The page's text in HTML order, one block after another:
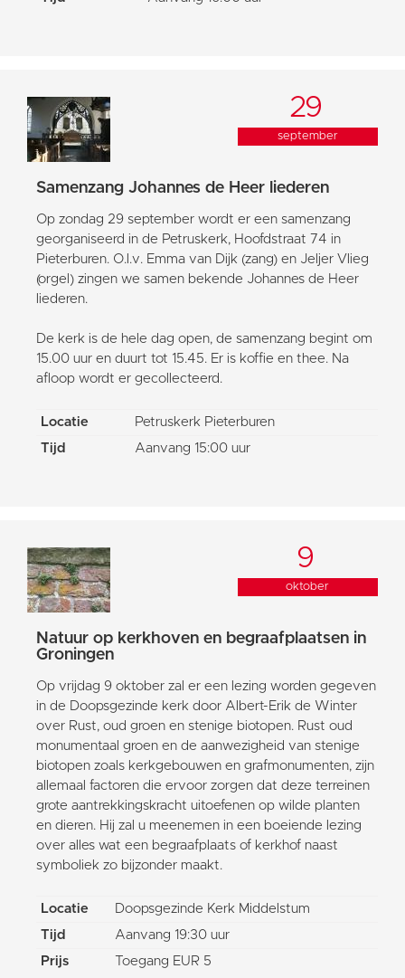
29
september
Samenzang Johannes de Heer liederen
Op zondag 29 september wordt er een samenzang
georganiseerd in de Petruskerk, Hoofdstraat 74 in
Pieterburen. O.l.v. Emma van Dijk (zang) en Jeljer Vlieg
(orgel) zingen we samen bekende Johannes de Heer
liederen.
De kerk is de hele dag open, de samenzang begint om
15.00 uur en duurt tot 15.45. Er is koffie en thee. Na
afloop wordt er gecollecteerd.
Locatie
Petruskerk Pieterburen
Tijd
Aanvang 15:00 uur
9
oktober
Natuur op kerkhoven en begraafplaatsen in
Groningen
Op vrijdag 9 oktober zal er een lezing worden gegeven
in de Doopsgezinde kerk door Albert-Erik de Winter
over Rust, oud groen en stenige biotopen. Rust oud
monumentaal groen en de aanwezigheid van stenige
biotopen zoals kerkgebouwen en grafmonumenten, zijn
allemaal factoren die ervoor zorgen dat deze terreinen
grote aantrekkingskracht uitoefenen op wilde planten
en dieren. Hij zal u meenemen in een boeiende lezing
over alles wat een begraafplaats of kerkhof naast
symboliek zo bijzonder maakt.
Locatie
Doopsgezinde Kerk Middelstum
Tijd
Aanvang 19:30 uur
Prijs
Toegang EUR 5